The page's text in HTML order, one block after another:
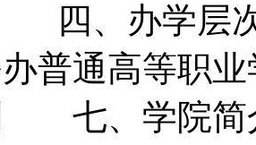
四、办学层
办普通高等职
七、学院简